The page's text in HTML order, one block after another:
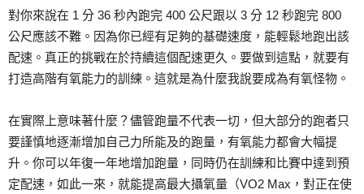
對你來說在 1 分 36 秒內跑完 400 公尺跟以 3 分 12 秒跑完 800
公尺應該不難。因為你已經有足夠的基礎速度，能輕鬆地跑出該
配速。真正的挑戰在於持續這個配速更久。要做到這點，就要有
打造高階有氧能力的訓練。這就是為什麼我說要成為有氧怪物。
在實際上意味著什麼？儘管跑量不代表一切，但大部分的跑者只
要謹慎地逐漸增加自己力所能及的跑量，有氧能力都會大幅提
升。你可以年復一年地增加跑量，同時仍在訓練和比賽中達到預
定配速，如此一來，就能提高最大攝氧量（VO2 Max，對正在使